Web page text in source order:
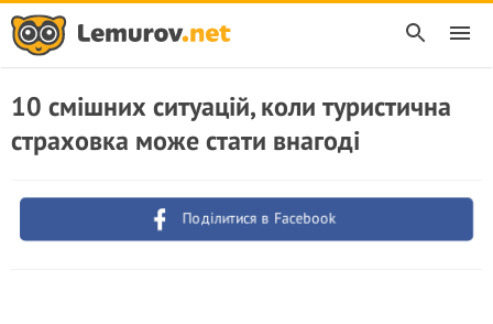
10 смішних ситуацій, коли туристична
страховка може стати внагоді
Поділитися в Facebook